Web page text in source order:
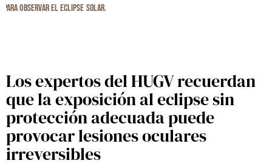
Los expertos del HUGV recuerdan
que la exposición al eclipse sin
protección adecuada puede
provocar lesiones oculares
irreversibles